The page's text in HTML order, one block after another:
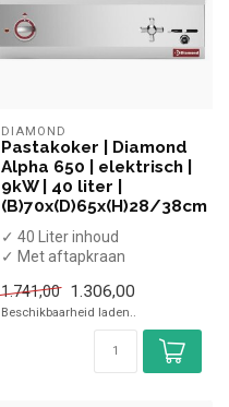
DIAMOND
Pastakoker | Diamond
Alpha 650 | elektrisch |
9kW | 40 liter |
(B)70x(D)65x(H)28/38cm
✓ 40 Liter inhoud
✓ Met aftapkraan
✓ 9 kW
✓ 400 Volt
1.741,00 1.306,00
Beschikbaarheid laden..